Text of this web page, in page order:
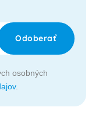
Odoberať
osobných
.